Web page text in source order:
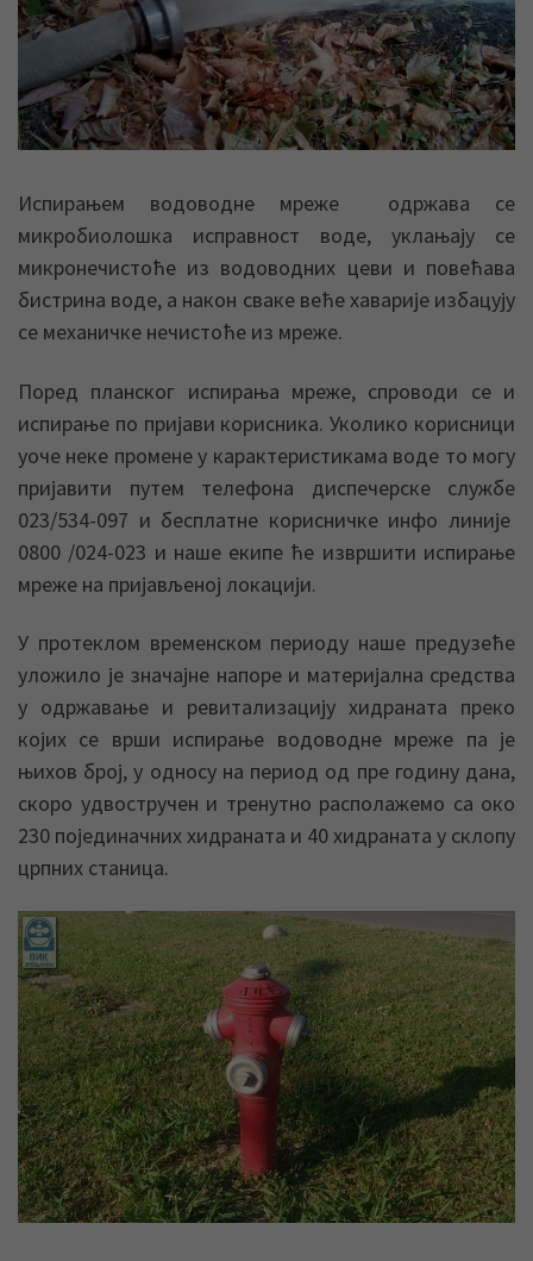
Испирањем водоводне мреже одржава се
микробиолошка исправност воде, уклањају се
микронечистоће из водоводних цеви и повећава
бистрина воде, а након сваке веће хаварије избацују
се механичке нечистоће из мреже.
Поред планског испирања мреже, спроводи се и
испирање по пријави корисника. Уколико корисници
уоче неке промене у карактеристикама воде то могу
пријавити путем телефона диспечерске службе
023/534-097 и бесплатне корисничке инфо линије
0800 /024-023 и наше екипе ће извршити испирање
мреже на пријављеној локацији.
У протеклом временском периоду наше предузеће
уложило је значајне напоре и материјална средства
у одржавање и ревитализацију хидраната преко
којих се врши испирање водоводне мреже па је
њихов број, у односу на период од пре годину дана,
скоро удвостручен и тренутно располажемо са око
230 појединачних хидраната и 40 хидраната у склопу
црпних станица.